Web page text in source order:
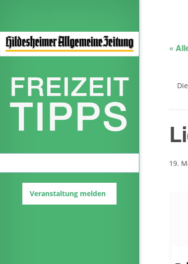
Veranstaltung melden
«
19.